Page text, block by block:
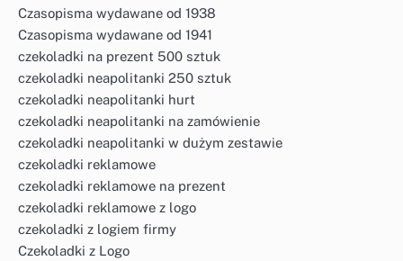
Czasopisma wydawane od 1938
Czasopisma wydawane od 1941
czekoladki na prezent 500 sztuk
czekoladki neapolitanki 250 sztuk
czekoladki neapolitanki hurt
czekoladki neapolitanki na zamówienie
czekoladki neapolitanki w dużym zestawie
czekoladki reklamowe
czekoladki reklamowe na prezent
czekoladki reklamowe z logo
czekoladki z logiem firmy
Czekoladki z Logo